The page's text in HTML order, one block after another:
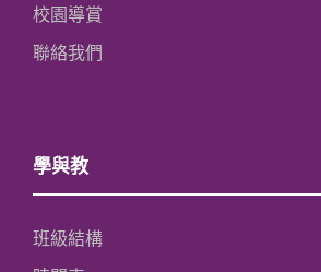
校園導賞
聯絡我們
學與教
班級結構